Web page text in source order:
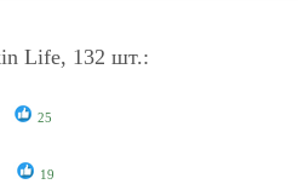
Life, 132 шт.:
25
19